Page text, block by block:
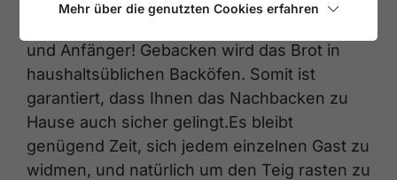
und Anfänger! Gebacken wird das Brot in
haushaltsüblichen Backöfen. Somit ist
garantiert, dass Ihnen das Nachbacken zu
Hause auch sicher gelingt.Es bleibt
genügend Zeit, sich jedem einzelnen Gast zu
widmen, und natürlich um den Teig rasten zu
Mehr über die genutzten Cookies erfahren